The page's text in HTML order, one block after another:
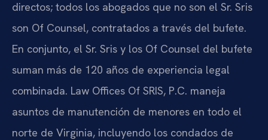
directos; todos los abogados que no son el Sr. Sris
son Of Counsel, contratados a través del bufete.
En conjunto, el Sr. Sris y los Of Counsel del bufete
suman más de 120 años de experiencia legal
combinada. Law Offices Of SRIS, P.C. maneja
asuntos de manutención de menores en todo el
norte de Virginia, incluyendo los condados de